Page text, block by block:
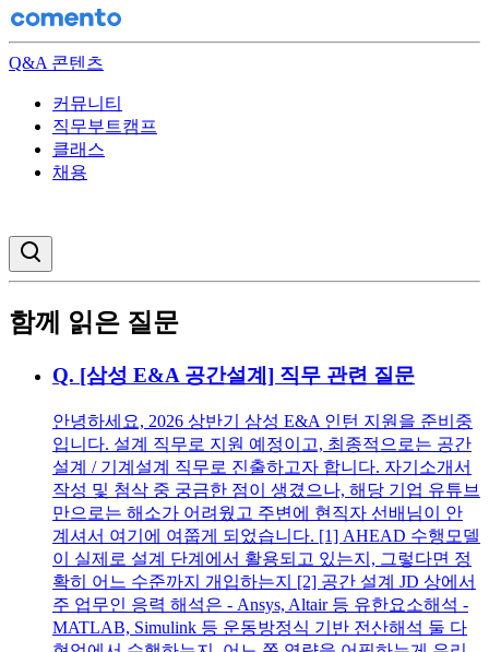
Q&A 콘텐츠
커뮤니티
직무부트캠프
클래스
채용
함께 읽은 질문
Q. [삼성 E&A 공간설계] 직무 관련 질문
안녕하세요, 2026 상반기 삼성 E&A 인턴 지원을 준비중
입니다. 설계 직무로 지원 예정이고, 최종적으로는 공간
설계 / 기계설계 직무로 진출하고자 합니다. 자기소개서
작성 및 첨삭 중 궁금한 점이 생겼으나, 해당 기업 유튜브
만으로는 해소가 어려웠고 주변에 현직자 선배님이 안
계셔서 여기에 여쭙게 되었습니다. [1] AHEAD 수행모델
이 실제로 설계 단계에서 활용되고 있는지, 그렇다면 정
확히 어느 수준까지 개입하는지 [2] 공간 설계 JD 상에서
주 업무인 응력 해석은 - Ansys, Altair 등 유한요소해석 -
MATLAB, Simulink 등 운동방정식 기반 전산해석 둘 다